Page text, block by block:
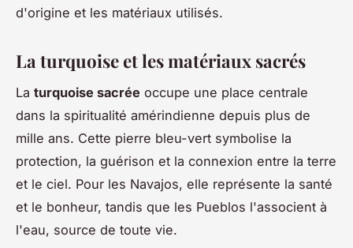
d'origine et les matériaux utilisés.
La turquoise et les matériaux sacrés
La turquoise sacrée occupe une place centrale
dans la spiritualité amérindienne depuis plus de
mille ans. Cette pierre bleu-vert symbolise la
protection, la guérison et la connexion entre la terre
et le ciel. Pour les Navajos, elle représente la santé
et le bonheur, tandis que les Pueblos l'associent à
l'eau, source de toute vie.